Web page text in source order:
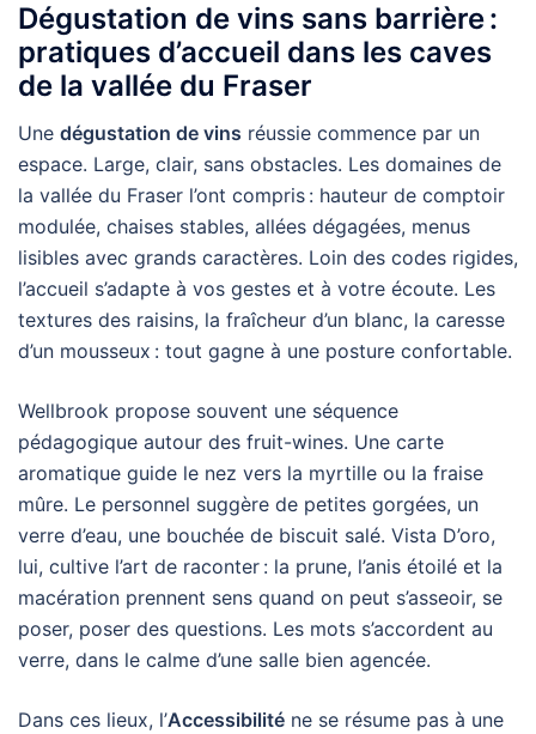
Dégustation de vins sans barrière :
pratiques d’accueil dans les caves
de la vallée du Fraser
Une dégustation de vins réussie commence par un
espace. Large, clair, sans obstacles. Les domaines de
la vallée du Fraser l’ont compris : hauteur de comptoir
modulée, chaises stables, allées dégagées, menus
lisibles avec grands caractères. Loin des codes rigides,
l’accueil s’adapte à vos gestes et à votre écoute. Les
textures des raisins, la fraîcheur d’un blanc, la caresse
d’un mousseux : tout gagne à une posture confortable.
Wellbrook propose souvent une séquence
pédagogique autour des fruit-wines. Une carte
aromatique guide le nez vers la myrtille ou la fraise
mûre. Le personnel suggère de petites gorgées, un
verre d’eau, une bouchée de biscuit salé. Vista D’oro,
lui, cultive l’art de raconter : la prune, l’anis étoilé et la
macération prennent sens quand on peut s’asseoir, se
poser, poser des questions. Les mots s’accordent au
verre, dans le calme d’une salle bien agencée.
Dans ces lieux, l’Accessibilité ne se résume pas à une